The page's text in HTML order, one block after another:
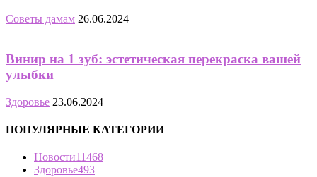
Советы дамам 26.06.2024
Винир на 1 зуб: эстетическая перекраска вашей
улыбки
Здоровье 23.06.2024
ПОПУЛЯРНЫЕ КАТЕГОРИИ
Новости11468
Здоровье493